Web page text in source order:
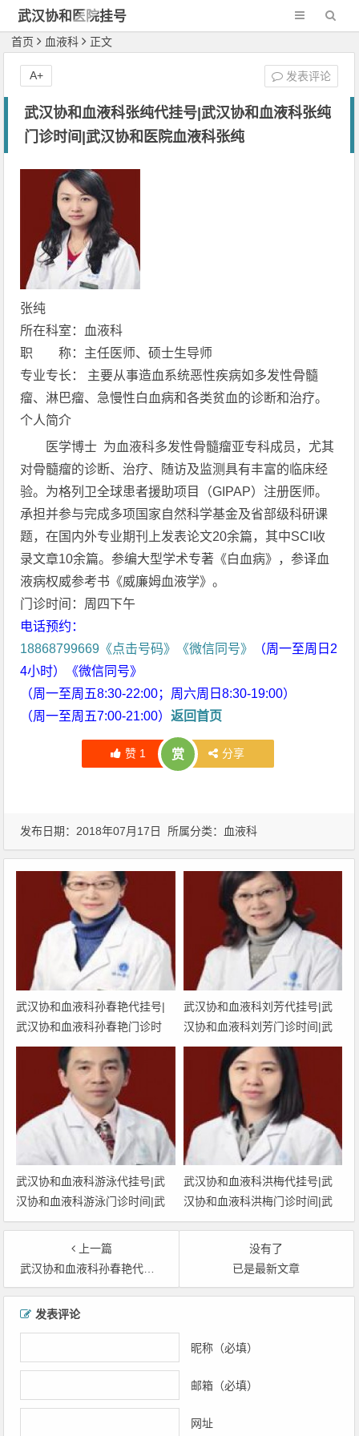
武汉协和医院挂号
网-新一代网2
首页 血液科 正文
武汉协和血液科张纯代挂号|武汉协和血液科张纯
门诊时间|武汉协和医院血液科张纯
张纯
所在科室：血液科
职 称：主任医师、硕士生导师
专业专长： 主要从事造血系统恶性疾病如多发性骨髓
瘤、淋巴瘤、急慢性白血病和各类贫血的诊断和治疗。
个人简介
医学博士 为血液科多发性骨髓瘤亚专科成员，尤其
对骨髓瘤的诊断、治疗、随访及监测具有丰富的临床经
验。为格列卫全球患者援助项目（GIPAP）注册医师。
承担并参与完成多项国家自然科学基金及省部级科研课
题，在国内外专业期刊上发表论文20余篇，其中SCI收
录文章10余篇。参编大型学术专著《白血病》，参译血
液病权威参考书《威廉姆血液学》。
门诊时间：周四下午
电话预约：
18868799669《点击号码》《微信同号》
（周一至周日2
4小时）《微信同号》
（周一至周五8:30-22:00；周六周日8:30-19:00）
（周一至周五7:00-21:00）返回首页
赞 1 赏 分享
发表评论
A+
发布日期：2018年07月17日 所属分类： 血液科
武汉协和血液科孙春艳代挂号|
武汉协和血液科孙春艳门诊时
间|武汉协和医院血液科孙春艳
武汉协和血液科刘芳代挂号|武
汉协和血液科刘芳门诊时间|武
汉协和医院血液科刘芳
武汉协和血液科游泳代挂号|武
汉协和血液科游泳门诊时间|武
汉协和医院血液科游泳
武汉协和血液科洪梅代挂号|武
汉协和血液科洪梅门诊时间|武
汉协和医院血液科洪梅
上一篇
武汉协和血液科孙春艳代挂号|武汉协和血液科孙春艳门诊时间|武汉协和医院血液科孙春艳
没有了
已是最新文章
文章导航
发表评论
昵称（必填）
邮箱（必填）
网址